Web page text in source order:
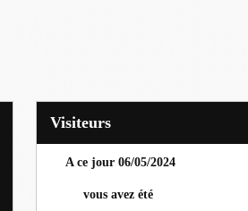
Visiteurs
A ce jour 06/05/2024
vous avez été